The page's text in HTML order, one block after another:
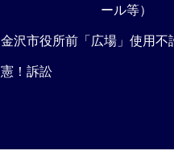
ール等）
金沢市役所前「広場」使用不
憲！訴訟